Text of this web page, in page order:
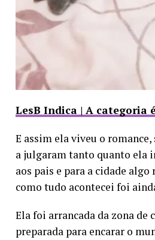
LesB Indica | A categoria
E assim ela viveu o
a julgaram tanto quanto ela
aos pais e para a cidade
como tudo acontecei foi
Ela foi arrancada da zona
preparada para encarar o